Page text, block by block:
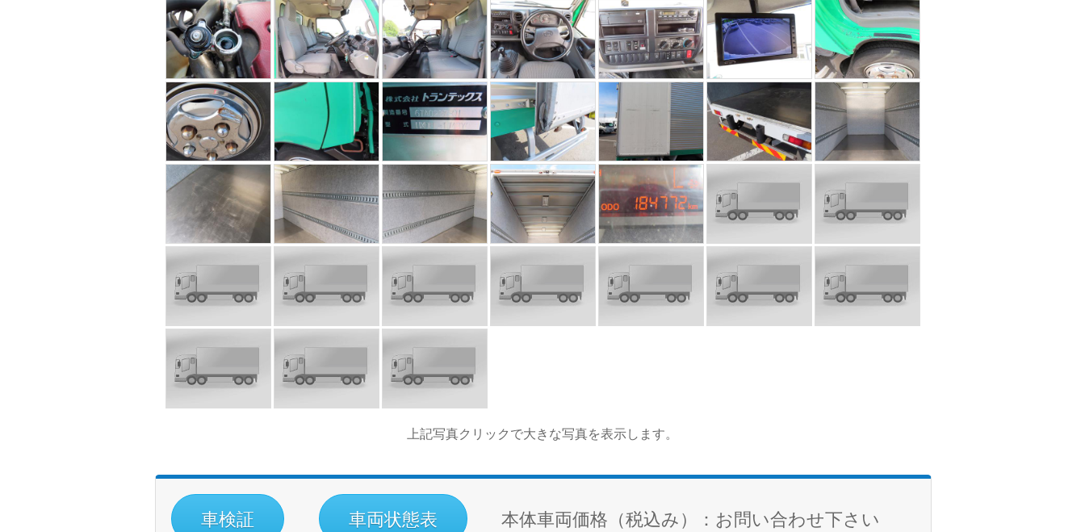
上記写真クリックで大きな写真を表示します。
車検証 車両状態表 本体車両価格（税込み）： お問い合わせ下さい